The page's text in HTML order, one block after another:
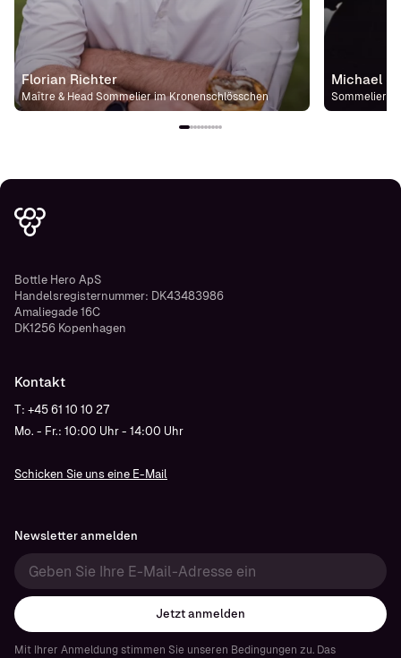
Florian Richter
Maître & Head Sommelier im Kronenschlösschen
Michael
Sommelier
Bottle Hero ApS
Handelsregisternummer: DK43483986
Amaliegade 16C
DK1256 Kopenhagen
Kontakt
T: +45 61 10 10 27
Mo. - Fr.: 10:00 Uhr - 14:00 Uhr
Schicken Sie uns eine E-Mail
Newsletter anmelden
Jetzt anmelden
Mit Ihrer Anmeldung stimmen Sie unseren Bedingungen zu. Das